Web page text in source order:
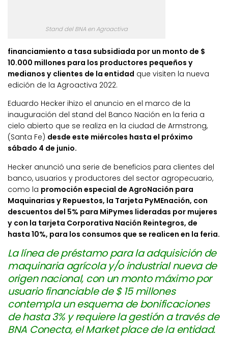
Stand del BNA en Agroactiva
financiamiento a tasa subsidiada por un monto de $
10.000 millones para los productores pequeños y
medianos y clientes de la entidad que visiten la nueva
edición de la Agroactiva 2022.
Eduardo Hecker ihizo el anuncio en el marco de la
inauguración del stand del Banco Nación en la feria a
cielo abierto que se realiza en la ciudad de Armstrong,
(Santa Fe) desde este miércoles hasta el próximo
sábado 4 de junio.
Hecker anunció una serie de beneficios para clientes del
banco, usuarios y productores del sector agropecuario,
como la promoción especial de AgroNación para
Maquinarias y Repuestos, la Tarjeta PyMEnación, con
descuentos del 5% para MiPymes lideradas por mujeres
y con la tarjeta Corporativa Nación Reintegros, de
hasta 10%, para los consumos que se realicen en la feria.
La línea de préstamo para la adquisición de
maquinaria agrícola y/o industrial nueva de
origen nacional, con un monto máximo por
usuario financiable de $ 15 millones
contempla un esquema de bonificaciones
de hasta 3% y requiere la gestión a través de
BNA Conecta, el Market place de la entidad.